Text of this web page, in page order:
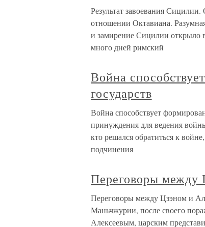
Результат завоевания
отношении Октавиана.
и замирение Сицилии открыло
много дней римский
Война
государств
Война способствует
принуждения для ведения
кто решался обратиться к
подчинения
Переговоры между
Переговоры между Цзэном и
Маньчжурии, после своего
Алексеевым, царским